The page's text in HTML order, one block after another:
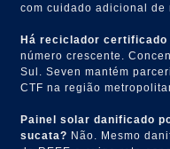
com cuidado adicional de
Há reciclador
número crescente.
Sul. Seven mantém
CTF na região
Painel solar danificado
sucata? Não. Mesmo